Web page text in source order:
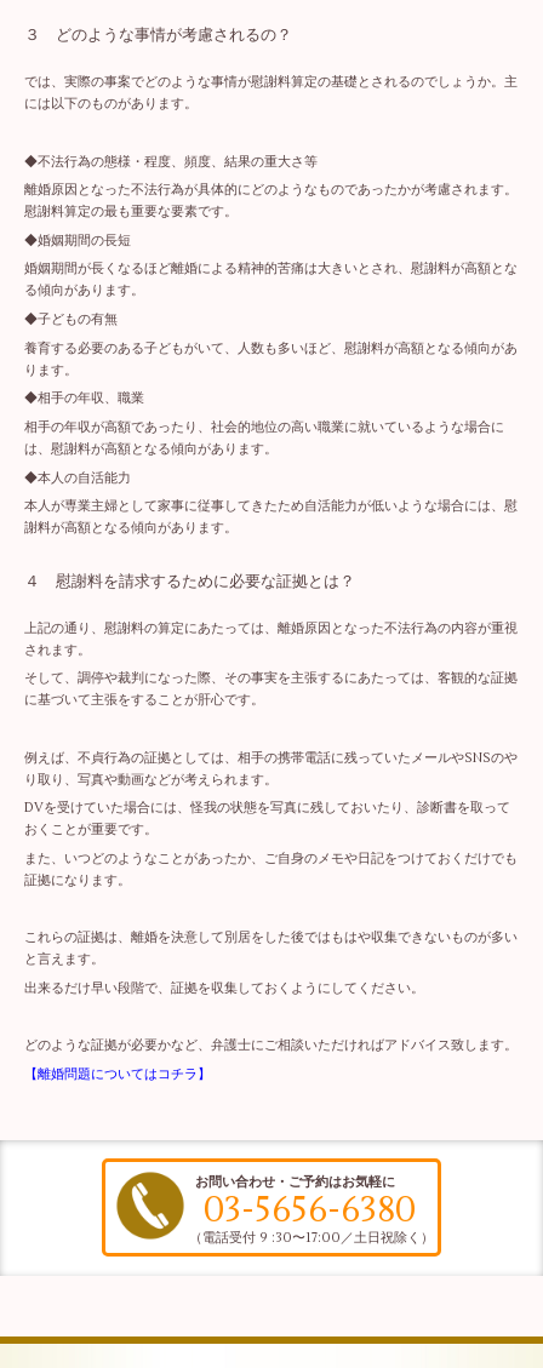
３ どのような事情が考慮されるの？
では、実際の事案でどのような事情が慰謝料算定の基礎とされるのでしょうか。主
には以下のものがあります。
◆不法行為の態様・程度、頻度、結果の重大さ等
離婚原因となった不法行為が具体的にどのようなものであったかが考慮されます。
慰謝料算定の最も重要な要素です。
◆婚姻期間の長短
婚姻期間が長くなるほど離婚による精神的苦痛は大きいとされ、慰謝料が高額とな
る傾向があります。
◆子どもの有無
養育する必要のある子どもがいて、人数も多いほど、慰謝料が高額となる傾向があ
ります。
◆相手の年収、職業
相手の年収が高額であったり、社会的地位の高い職業に就いているような場合に
は、慰謝料が高額となる傾向があります。
◆本人の自活能力
本人が専業主婦として家事に従事してきたため自活能力が低いような場合には、慰
謝料が高額となる傾向があります。
４ 慰謝料を請求するために必要な証拠とは？
上記の通り、慰謝料の算定にあたっては、離婚原因となった不法行為の内容が重視
されます。
そして、調停や裁判になった際、その事実を主張するにあたっては、客観的な証拠
に基づいて主張をすることが肝心です。
例えば、不貞行為の証拠としては、相手の携帯電話に残っていたメールやSNSのや
り取り、写真や動画などが考えられます。
DVを受けていた場合には、怪我の状態を写真に残しておいたり、診断書を取って
おくことが重要です。
また、いつどのようなことがあったか、ご自身のメモや日記をつけておくだけでも
証拠になります。
これらの証拠は、離婚を決意して別居をした後ではもはや収集できないものが多い
と言えます。
出来るだけ早い段階で、証拠を収集しておくようにしてください。
どのような証拠が必要かなど、弁護士にご相談いただければアドバイス致します。
【離婚問題についてはコチラ】
お問い合わせ・ご予約はお気軽に
03-5656-6380
（電話受付 9 :30〜17:00／土日祝除く）